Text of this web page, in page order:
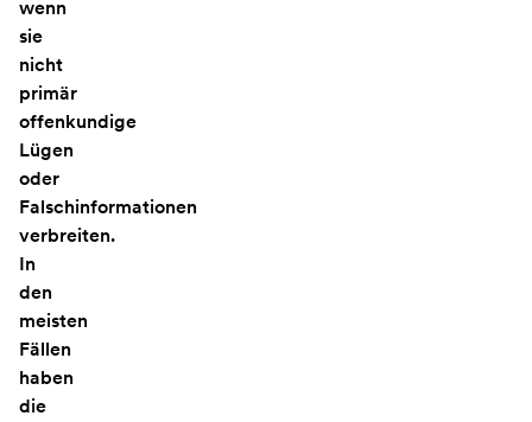
wenn
sie
nicht
primär
offenkundige
Lügen
oder
Falschinformationen
verbreiten.
In
den
meisten
Fällen
haben
die